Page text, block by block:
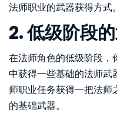
法师职业的武器获得方式。
2. 低级阶段
在法师角色的低级阶段，
中获得一些基础的法师武
师职业任务获得一把法
的基础武器。